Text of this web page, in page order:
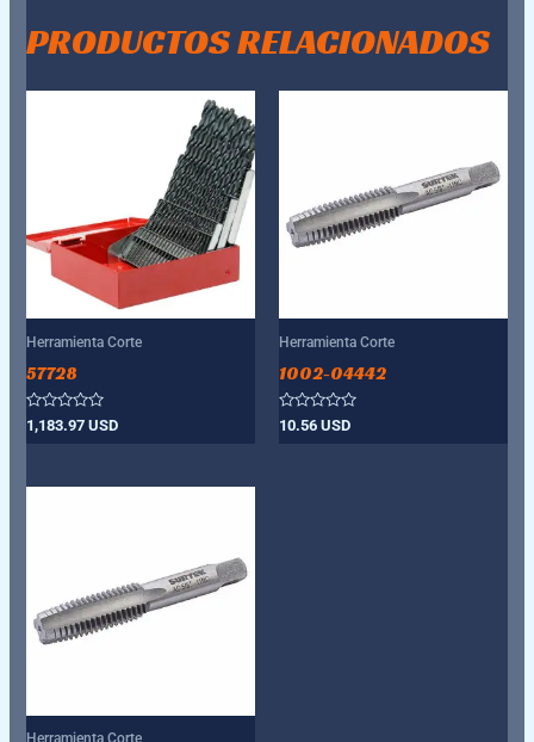
PRODUCTOS RELACIONADOS
Herramienta Corte
57728
Valorado
con
1,183.97USD
Herramienta Corte
1002-04442
Valorado
con
10.56 USD
Herramienta Corte